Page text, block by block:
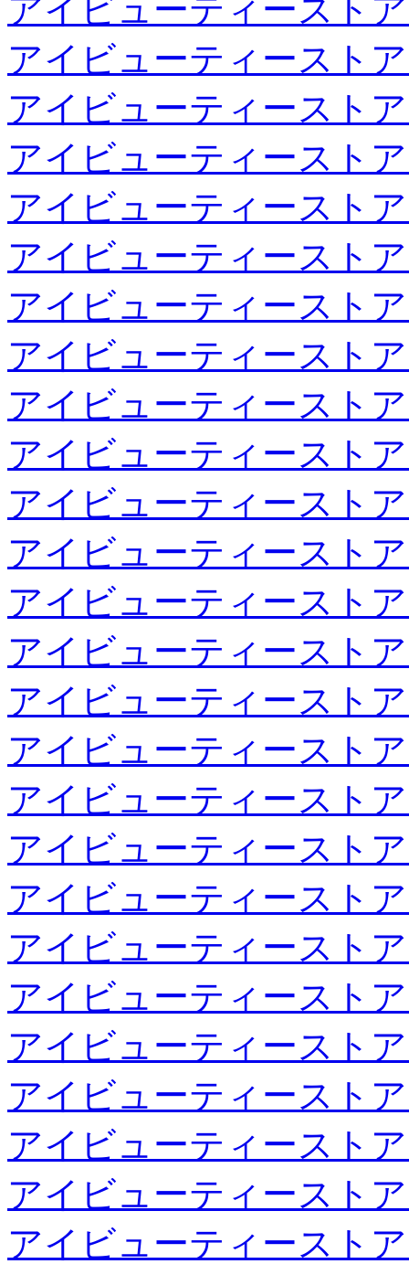
アイビューティースト
アイビューティースト
アイビューティースト
アイビューティースト
アイビューティースト
アイビューティースト
アイビューティースト
アイビューティースト
アイビューティースト
アイビューティースト
アイビューティースト
アイビューティースト
アイビューティースト
アイビューティースト
アイビューティースト
アイビューティースト
アイビューティースト
アイビューティースト
アイビューティースト
アイビューティースト
アイビューティースト
アイビューティースト
アイビューティースト
アイビューティースト
アイビューティースト
アイビューティースト